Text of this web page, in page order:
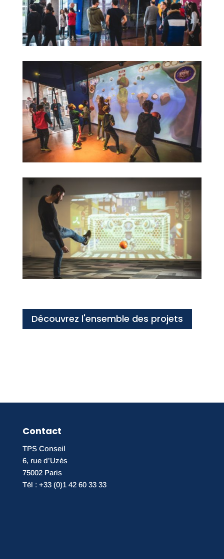
Découvrez l'ensemble des projets
Contact
TPS Conseil
6, rue d’Uzès
75002 Paris
Tél : +33 (0)1 42 60 33 33